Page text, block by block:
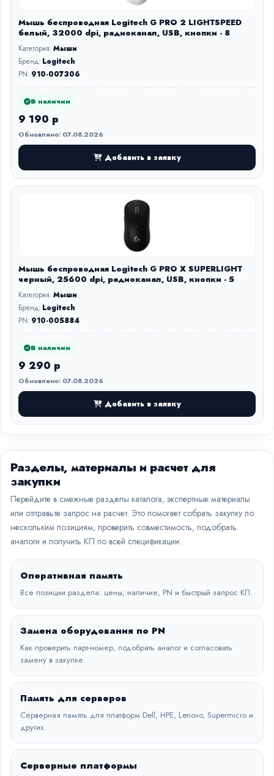
Мышь беспроводная Logitech G PRO 2 LIGHTSPEED
белый, 32000 dpi, радиоканал, USB, кнопки - 8
Категория:Мыши
Бренд: Logitech
PN: 910-007306
В наличии
9 190 р
Обновлено: 07.08.2026
Добавить в заявку
Мышь беспроводная Logitech G PRO X SUPERLIGHT
черный, 25600 dpi, радиоканал, USB, кнопки - 5
Категория:Мыши
Бренд: Logitech
PN: 910-005884
В наличии
9 290 р
Обновлено: 07.08.2026
Добавить в заявку
Разделы, материалы и расчет для
закупки
Перейдите в смежные разделы каталога, экспертные материалы
или отправьте запрос на расчет. Это помогает собрать закупку по
нескольким позициям, проверить совместимость, подобрать
аналоги и получить КП по всей спецификации.
Оперативная память
Все позиции раздела: цены, наличие, PN и быстрый запрос КП.
Замена оборудования по PN
Как проверить парт-номер, подобрать аналог и согласовать
замену в закупке.
Память для серверов
Серверная память для платформ Dell, HPE, Lenovo, Supermicro и
других.
Серверные платформы